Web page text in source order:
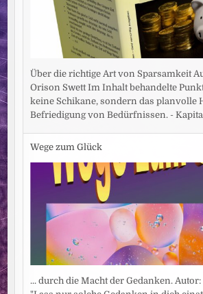
Über die richtige Art von Sparsamkeit
Orison Swett Im Inhalt behandelte
keine Schikane, sondern das planvolle
Befriedigung von Bedürfnissen. -
Wege zum Glück
... durch die Macht der Gedanken. Autor: